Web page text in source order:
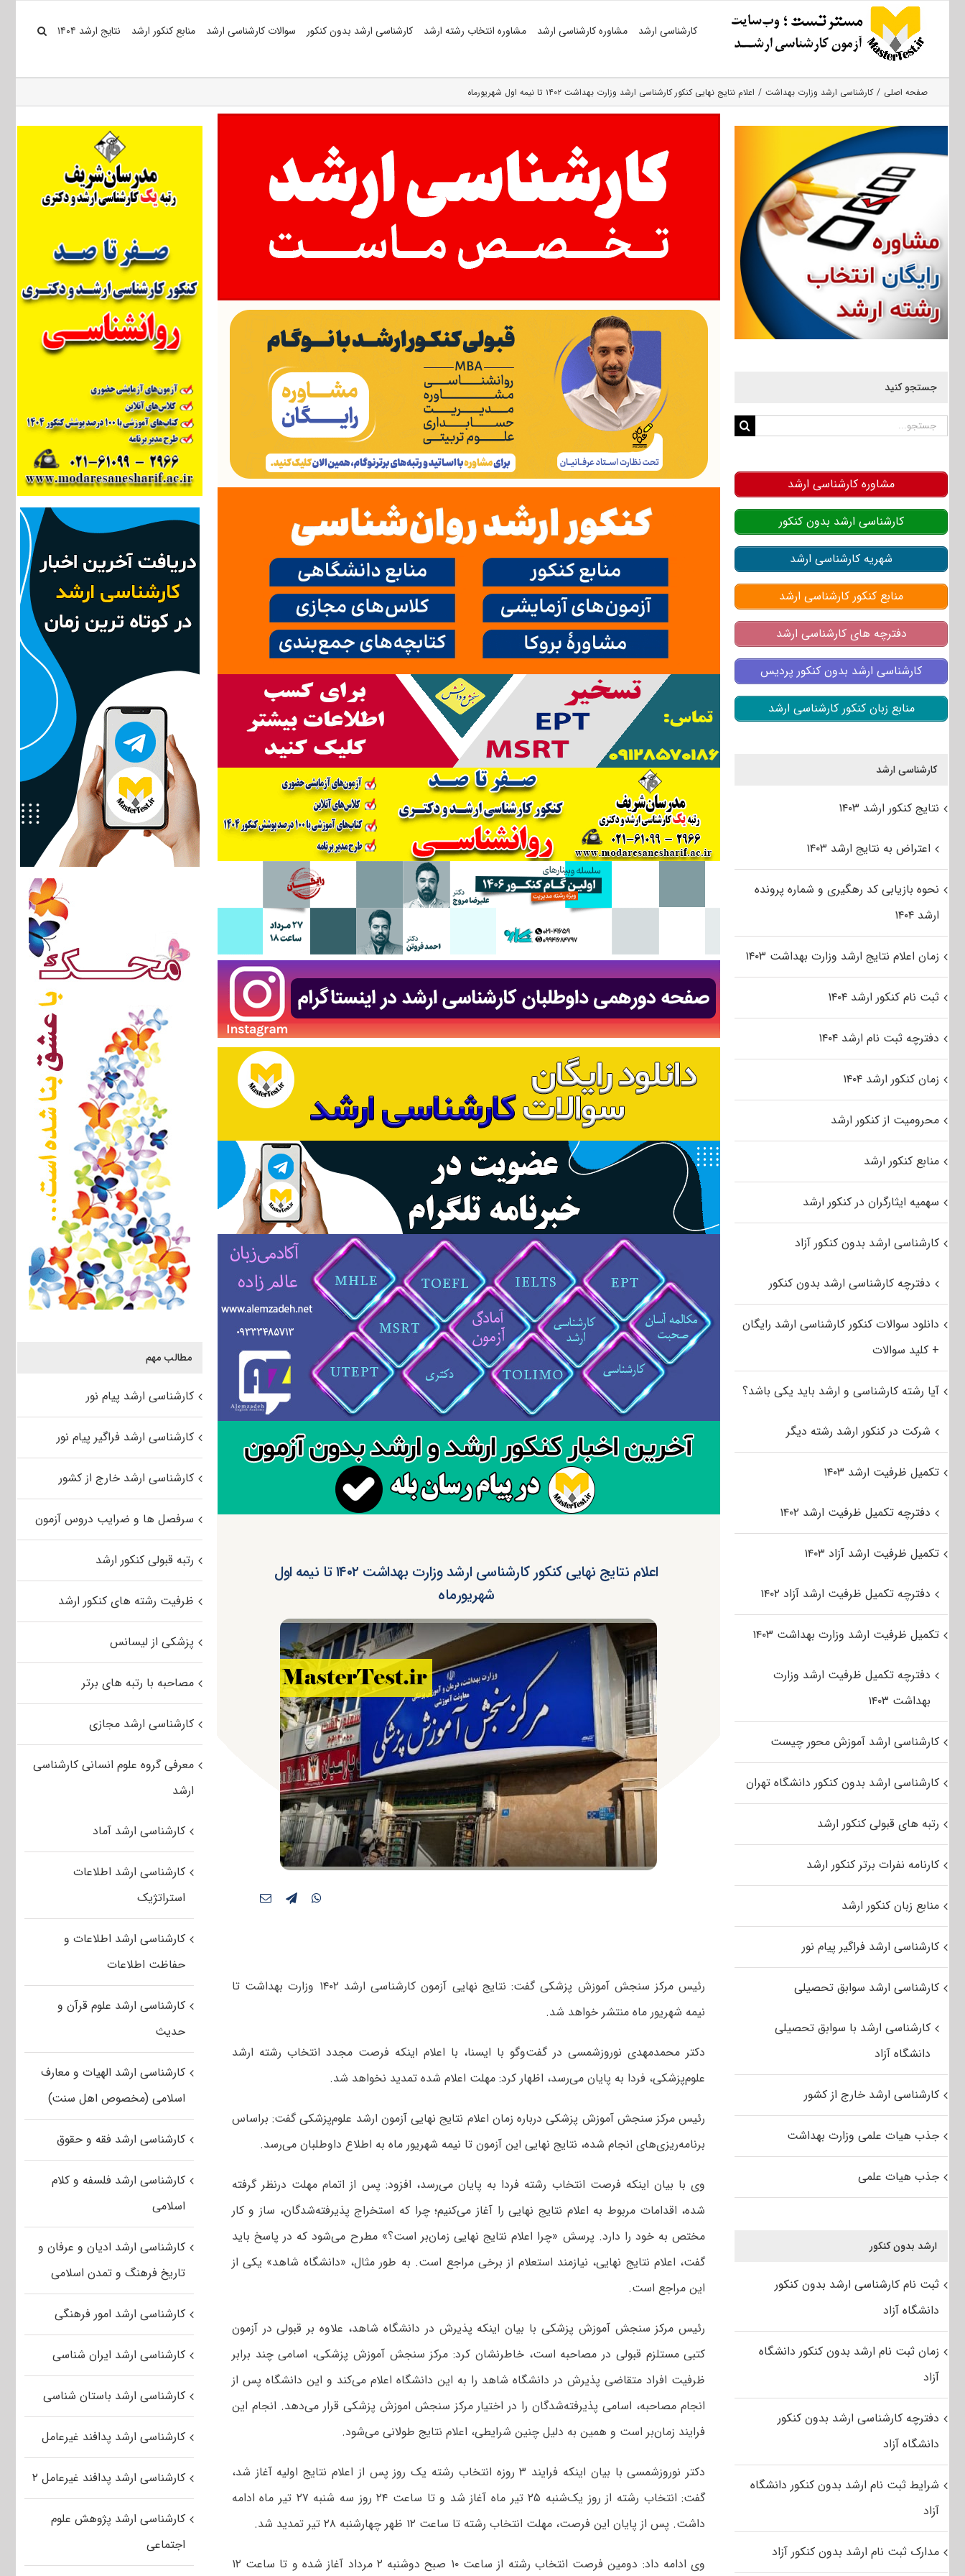
کارشناسی ارشد مشاوره کارشناسی ارشد مشاوره انتخاب رشته ارشد کارشناسی ارشد بدون کنکور سوالات کارشناسی ارشد منابع کنکور ارشد نتایج ارشد ۱۴۰۴
صفحه اصلی کارشناسی ارشد وزارت بهداشت اعلام نتایج نهایی کنکور کارشناسی ارشد وزارت بهداشت ۱۴۰۲ تا نیمه اول شهریورماه
اعلام نتایج نهایی کنکور کارشناسی ارشد وزارت بهداشت ۱۴۰۲ تا نیمه اول
شهریورماه
رئیس مرکز سنجش آموزش پزشکی گفت: نتایج نهایی آزمون کارشناسی ارشد ۱۴۰۲ وزارت بهداشت تا
نیمه شهریور ماه منتشر خواهد شد.
دکتر محمدمهدی نوروزشمسی در گفت‌وگو با ایسنا، با اعلام اینکه فرصت مجدد انتخاب رشته ارشد
علوم‌پزشکی، فردا به پایان می‌رسد، اظهار کرد: مهلت اعلام شده تمدید نخواهد شد.
رئیس مرکز سنجش آموزش پزشکی درباره زمان اعلام نتایج نهایی آزمون ارشد علوم‌پزشکی گفت: براساس
برنامه‌ریزی‌های انجام شده، نتایج نهایی این آزمون تا نیمه شهریور ماه به اطلاع داوطلبان می‌رسد.
وی با بیان اینکه فرصت انتخاب رشته فردا به پایان می‌رسد، افزود: پس از اتمام مهلت درنظر گرفته
شده، اقدامات مربوط به اعلام نتایج نهایی را آغاز می‌کنیم؛ چرا که استخراج پذیرفته‌شدگان، ساز و کار
مختص به خود را دارد. پرسش «چرا اعلام نتایج نهایی زمان‌بر است؟» مطرح می‌شود که در پاسخ باید
گفت، اعلام نتایج نهایی، نیازمند استعلام از برخی مراجع است. به طور مثال، «دانشگاه شاهد» یکی از
این مراجع است.
رئیس مرکز سنجش آموزش پزشکی با بیان اینکه پذیرش در دانشگاه شاهد، علاوه بر قبولی در آزمون
کتبی مستلزم قبولی در مصاحبه است، خاطرنشان کرد: مرکز سنجش آموزش پزشکی، اسامی چند برابر
ظرفیت افراد متقاضی پذیرش در دانشگاه شاهد را به این دانشگاه اعلام می‌کند و این دانشگاه پس از
انجام مصاحبه، اسامی پذیرفته‌شدگان را در اختیار مرکز سنجش اموزش پزشکی قرار می‌دهد. انجام این
فرایند زمان‌بر است و همین به دلیل چنین شرایطی، اعلام نتایج طولانی می‌شود.
دکتر نوروزشمسی با بیان اینکه فرایند ۳ روزه انتخاب رشته یک روز پس از اعلام نتایج اولیه آغاز شد،
گفت: انتخاب رشته از روز یک‌شنبه ۲۵ تیر ماه آغاز شد و تا ساعت ۲۴ روز سه شنبه ۲۷ تیر ماه ادامه
داشت. پس از پایان این فرصت، مهلت انتخاب رشته تا ساعت ۱۲ ظهر چهارشنبه ۲۸ تیر تمدید شد.
وی ادامه داد: دومین فرصت انتخاب رشته از ساعت ۱۰ صبح دوشنبه ۲ مرداد آغاز شده و تا ساعت ۱۲
مطالب مهم
کارشناسی ارشد پیام نور
کارشناسی ارشد فراگیر پیام نور
کارشناسی ارشد خارج از کشور
سرفصل ها و ضرایب دروس آزمون
رتبه قبولی کنکور ارشد
ظرفیت رشته های کنکور ارشد
پزشکی از لیسانس
مصاحبه با رتبه های برتر
کارشناسی ارشد مجازی
معرفی گروه علوم انسانی کارشناسی
ارشد
کارشناسی ارشد آماد
کارشناسی ارشد اطلاعات
استراتژیک
کارشناسی ارشد اطلاعات و
حفاظت اطلاعات
کارشناسی ارشد علوم قرآن و
حدیث
کارشناسی ارشد الهیات و معارف
اسلامی (مخصوص اهل سنت)
کارشناسی ارشد فقه و حقوق
کارشناسی ارشد فلسفه و کلام
اسلامی
کارشناسی ارشد ادیان و عرفان و
تاریخ فرهنگ و تمدن اسلامی
کارشناسی ارشد امور فرهنگی
کارشناسی ارشد ایران شناسی
کارشناسی ارشد باستان شناسی
کارشناسی ارشد پدافند غیرعامل
کارشناسی ارشد پدافند غیرعامل ۲
کارشناسی ارشد پژوهش علوم
اجتماعی
جستجو کنید
جستجو
مشاوره کارشناسی ارشد
کارشناسی ارشد بدون کنکور
شهریه کارشناسی ارشد
منابع کنکور کارشناسی ارشد
دفترچه های کارشناسی ارشد
کارشناسی ارشد بدون کنکور پردیس
منابع زبان کنکور کارشناسی ارشد
کارشناسی ارشد
نتایج کنکور ارشد ۱۴۰۳
اعتراض به نتایج ارشد ۱۴۰۳
نحوه بازیابی کد رهگیری و شماره پرونده
ارشد ۱۴۰۴
زمان اعلام نتایج ارشد وزارت بهداشت ۱۴۰۳
ثبت نام کنکور ارشد ۱۴۰۴
دفترچه ثبت نام ارشد ۱۴۰۴
زمان کنکور ارشد ۱۴۰۴
محرومیت از کنکور ارشد
منابع کنکور ارشد
سهمیه ایثارگران در کنکور ارشد
کارشناسی ارشد بدون کنکور آزاد
دفترچه کارشناسی ارشد بدون کنکور
دانلود سوالات کنکور کارشناسی ارشد رایگان
+ کلید سوالات
آیا رشته کارشناسی و ارشد باید یکی باشد؟
شرکت در کنکور ارشد رشته دیگر
تکمیل ظرفیت ارشد ۱۴۰۳
دفترچه تکمیل ظرفیت ارشد ۱۴۰۲
تکمیل ظرفیت ارشد آزاد ۱۴۰۳
دفترچه تکمیل ظرفیت ارشد آزاد ۱۴۰۲
تکمیل ظرفیت ارشد وزارت بهداشت ۱۴۰۳
دفترچه تکمیل ظرفیت ارشد وزارت
بهداشت ۱۴۰۳
کارشناسی ارشد آموزش محور چیست
کارشناسی ارشد بدون کنکور دانشگاه تهران
رتبه های قبولی کنکور ارشد
کارنامه نفرات برتر کنکور ارشد
منابع زبان کنکور ارشد
کارشناسی ارشد فراگیر پیام نور
کارشناسی ارشد سوابق تحصیلی
کارشناسی ارشد با سوابق تحصیلی
دانشگاه آزاد
کارشناسی ارشد خارج از کشور
جذب هیات علمی وزارت بهداشت
جذب هیات علمی
ارشد بدون کنکور
ثبت نام کارشناسی ارشد بدون کنکور
دانشگاه آزاد
زمان ثبت نام ارشد بدون کنکور دانشگاه
آزاد
دفترچه کارشناسی ارشد بدون کنکور
دانشگاه آزاد
شرایط ثبت نام ارشد بدون کنکور دانشگاه
آزاد
مدارک ثبت نام ارشد بدون کنکور آزاد